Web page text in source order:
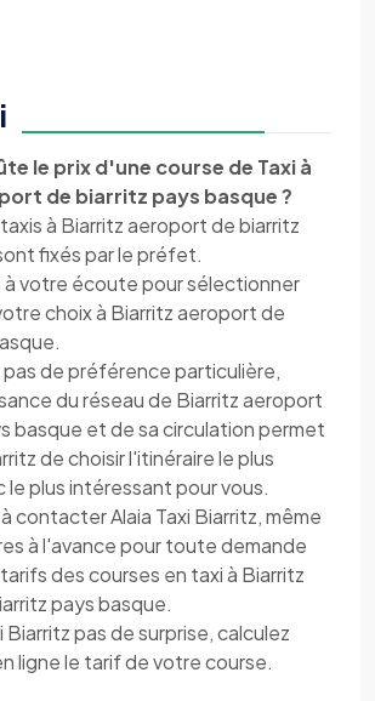
le prix d'une course de Taxi à
de biarritz pays basque ?
à Biarritz aeroport de biarritz
fixés par le préfet.
à votre écoute pour sélectionner
choix à Biarritz aeroport de
pas de préférence particulière,
du réseau de Biarritz aeroport
basque et de sa circulation permet
de choisir l'itinéraire le plus
plus intéressant pour vous.
contacter Alaia Taxi Biarritz, même
à l'avance pour toute demande
des courses en taxi à Biarritz
pays basque.
Biarritz pas de surprise, calculez
ligne le tarif de votre course.